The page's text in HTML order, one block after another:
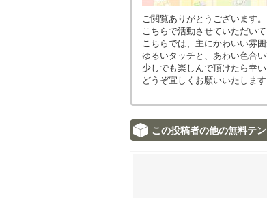
ご閲覧ありがとうございます。
こちらで活動させていただい
こちらでは、主にかわいい雰
ゆるいタッチと、あわい色合
少しでも楽しんで頂けたら幸い
どうぞ宜しくお願いいたします
この投稿者の他の無料テ